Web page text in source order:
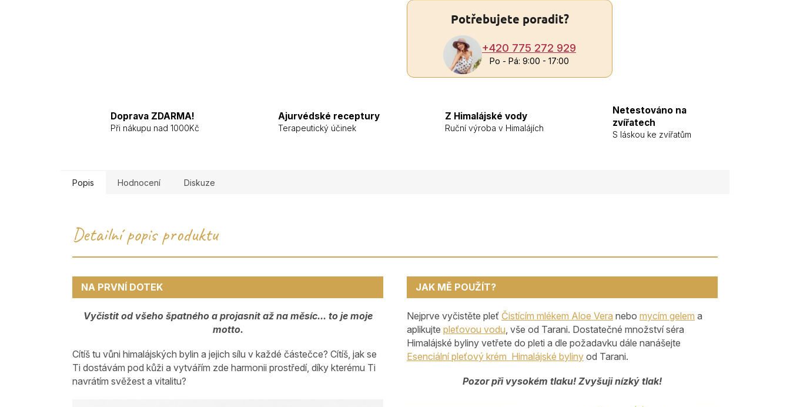
Potřebujete poradit?
+420 775 272 929
Po - Pá: 9:00 - 17:00
Doprava ZDARMA!
Při nákupu nad 1000Kč
Ajurvédské receptury
Terapeutický účinek
Z Himalájské vody
Ruční výroba v Himalájích
Netestováno na
zvířatech
S láskou ke zvířatům
Popis Hodnocení Diskuze
Detailní popis produktu
NA PRVNÍ DOTEK
Vyčistit od všeho špatného a projasnit až na měsíc... to je moje
motto.
Cítíš tu vůni himalájských bylin a jejich sílu v každé částečce? Cítíš, jak se
Ti dostávám pod kůži a vytvářím zde harmonii prostředí, díky kterému Ti
navrátím svěžest a vitalitu?
JAK MĚ POUŽÍT?
Nejprve vyčistěte pleť Čistícím mlékem Aloe Vera nebo mycím gelem a
aplikujte pleťovou vodu, vše od Tarani. Dostatečné množství séra
Himalájské byliny vetřete do pleti a dle požadavku dále nanášejte
Esenciální pleťový krém Himalájské byliny od Tarani.
Pozor při vysokém tlaku! Zvyšuji nízký tlak!